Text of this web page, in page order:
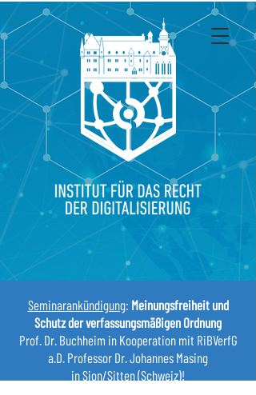
Seminarankündigung: Meinungsfreiheit und
Schutz der verfassungsmäßigen Ordnung
Prof. Dr. Buchheim in Kooperation mit RiBVerfG
a.D. Professor Dr. Johannes Masing
in Sion/Sitten (Schweiz)!